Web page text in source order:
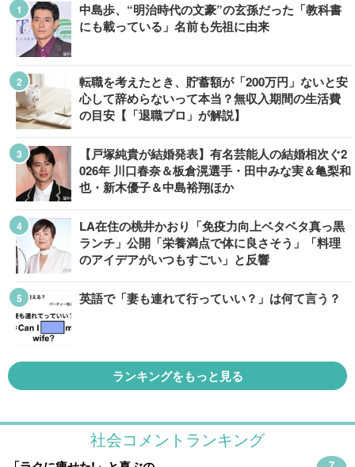
中島歩、“明治時代の文豪”の玄孫だった「教科書
にも載っている」名前も先祖に由来
転職を考えたとき、貯蓄額が「200万円」ないと安
心して辞めらないって本当？無収入期間の生活費
の目安【「退職プロ」が解説】
【戸塚純貴が結婚発表】有名芸能人の結婚相次ぐ2
026年 川口春奈＆板倉滉選手・田中みな実＆亀梨和
也・新木優子＆中島裕翔ほか
LA在住の桃井かおり「免疫力向上ベタベタ真っ黒
ランチ」公開「栄養満点で体に良さそう」「料理
のアイデアがいつもすごい」と反響
英語で「妻も連れて行っていい？」は何て言う？
ランキングをもっと見る